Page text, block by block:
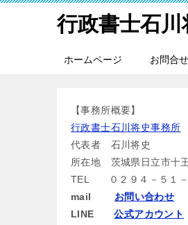
行政書士石
ホームページ お問合せ
【事務所概要】
行政書士石川将史事務所
代表者 石川将史
所在地 茨城県日立市十
TEL ０２９４－５１－
mail お問い合わせ
LINE公式アカウント